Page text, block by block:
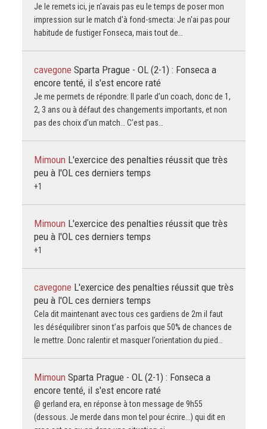
Je le remets ici, je n'avais pas eu le temps de poser mon
impression sur le match d'à fond-smecta: Je n'ai pas pour
habitude de fustiger Fonseca, mais tout de…
cavegone Sparta Prague - OL (2-1) : Fonseca a
encore tenté, il s'est encore raté
Je me permets de répondre: Il parle d’un coach, donc de 1,
2, 3 ans ou à défaut des changements importants, et non
pas des choix d’un match… C’est pas…
Mimoun L'exercice des penalties réussit que très
peu à l'OL ces derniers temps
+1
Mimoun L'exercice des penalties réussit que très
peu à l'OL ces derniers temps
+1
cavegone L'exercice des penalties réussit que très
peu à l'OL ces derniers temps
Cela dit maintenant avec tous ces gardiens de 2m il faut
les déséquilibrer sinon t’as parfois que 50% de chances de
le mettre. Donc ralentir et masquer l’orientation du pied…
Mimoun Sparta Prague - OL (2-1) : Fonseca a
encore tenté, il s'est encore raté
@ gerland era, en réponse à ton message de 9h55
(dessous. Je merde dans mon tel pour écrire...) qui dit en